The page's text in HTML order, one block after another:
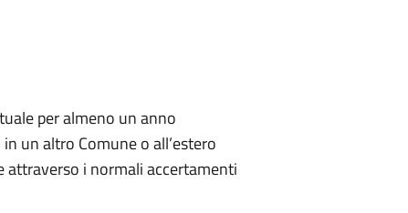
per almeno un anno
un altro Comune o all’estero
attraverso i normali accertamenti